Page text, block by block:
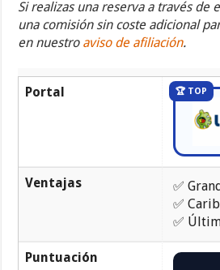
Si realizas una reserva a través de
una comisión sin coste adicional
en nuestro aviso de afiliación.
Portal 🏆 TOP
Ventajas
✅
✅
✅
Puntuación